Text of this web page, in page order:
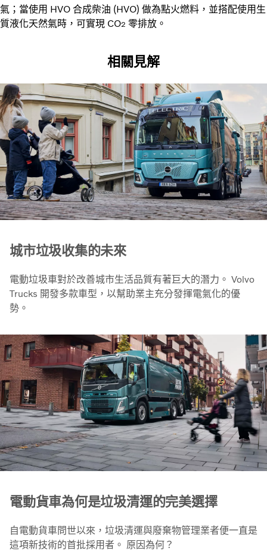
氣；當使用 HVO 合成柴油 (HVO) 做為點火燃料，並搭配使用生
質液化天然氣時，可實現 CO2 零排放。
相關見解
城市垃圾收集的未來
電動垃圾車對於改善城市生活品質有著巨大的潛力。 Volvo
Trucks 開發多款車型，以幫助業主充分發揮電氣化的優
勢。
電動貨車為何是垃圾清運的完美選擇
自電動貨車問世以來，垃圾清運與廢棄物管理業者便一直是
這項新技術的首批採用者。 原因為何？